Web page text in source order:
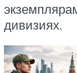
дивизиях.